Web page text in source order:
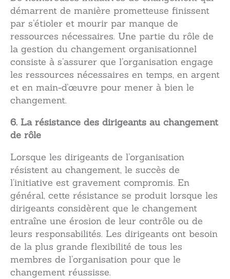
démarrent de manière prometteuse finissent
par s’étioler et mourir par manque de
ressources nécessaires. Une partie du rôle de
la gestion du changement organisationnel
consiste à s’assurer que l’organisation engage
les ressources nécessaires en temps, en argent
et en main-d’œuvre pour mener à bien le
changement.
6. La résistance des dirigeants au changement
de rôle
Lorsque les dirigeants de l’organisation
résistent au changement, le succès de
l’initiative est gravement compromis. En
général, cette résistance se produit lorsque les
dirigeants considèrent que le changement
entraîne une érosion de leur contrôle ou de
leurs responsabilités. Les dirigeants ont besoin
de la plus grande flexibilité de tous les
membres de l’organisation pour que le
changement réussisse.